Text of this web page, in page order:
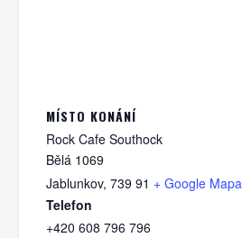
MÍSTO KONÁNÍ
Rock Cafe Southock
Bělá 1069
Jablunkov, 739 91 + Google Mapa
Telefon
+420 608 796 796